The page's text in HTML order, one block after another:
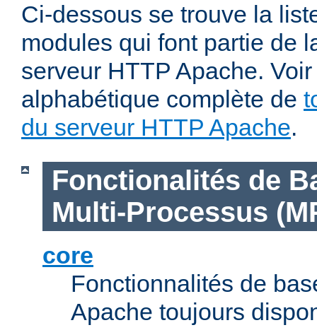
Ci-dessous se trouve la
modules qui font partie de
serveur HTTP Apache.
alphabétique complète de
du serveur HTTP Apache.
Fonctionalités de
Multi-Processus
core
Fonctionnalités de
Apache toujours